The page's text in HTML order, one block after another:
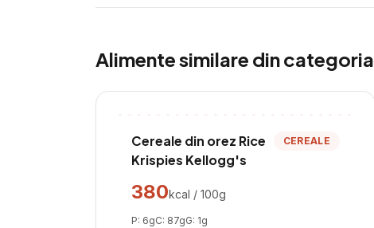
Alimente similare din categoria
Cereale din orez Rice
Krispies Kellogg's
CEREALE
380kcal / 100g
P: 6gC: 87gG: 1g